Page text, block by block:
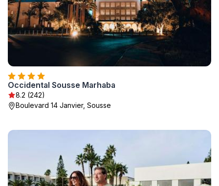
Occidental Sousse Marhaba
8.2 (242)
Boulevard 14 Janvier, Sousse